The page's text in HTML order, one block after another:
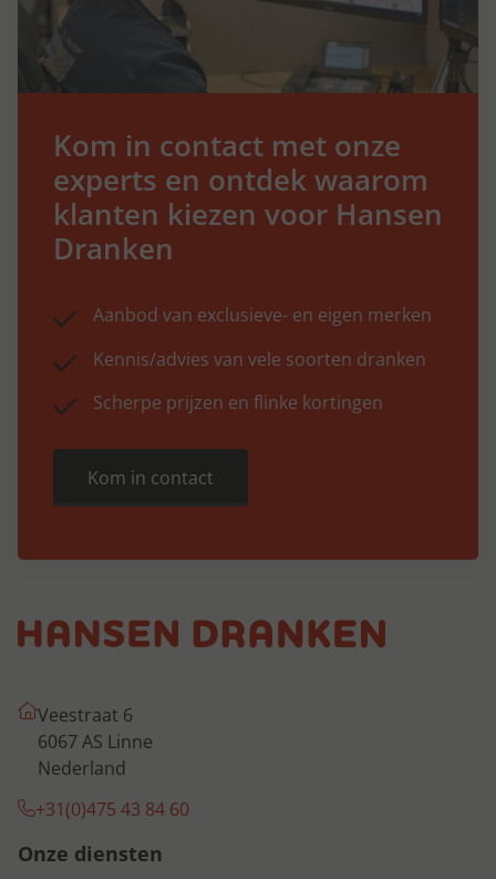
Kom in contact met onze
experts en ontdek waarom
klanten kiezen voor Hansen
Dranken
Aanbod van exclusieve- en eigen merken
Kennis/advies van vele soorten dranken
Scherpe prijzen en flinke kortingen
Kom in contact
Veestraat 6
6067 AS Linne
Nederland
+31(0)475 43 84 60
Onze diensten